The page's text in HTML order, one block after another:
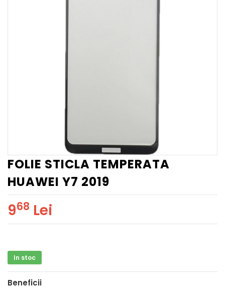
FOLIE STICLA TEMPERATA
HUAWEI Y7 2019
968 Lei
In stoc
Beneficii